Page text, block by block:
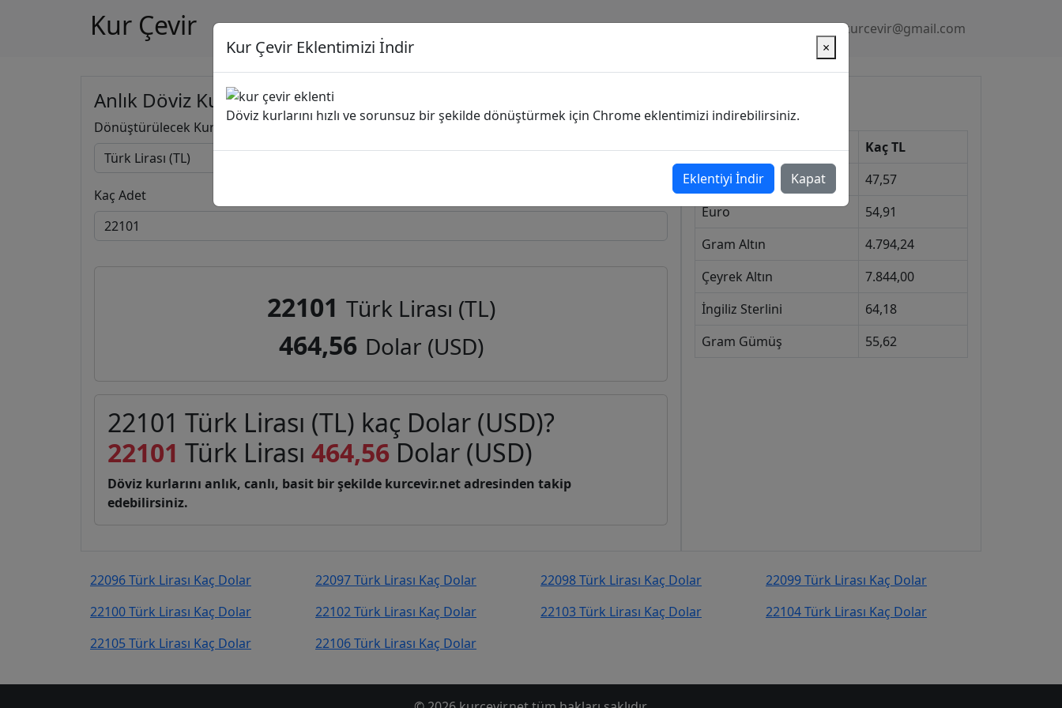
Kur Çevir Gizlilik Politikası kurcevir@gmail.com
Anlık Döviz Kuru Hesapla
Dönüştürülecek Kur Dönüşecek Kur
Kaç Adet
22101 Türk Lirası (TL)
464,56 Dolar (USD)
22101 Türk Lirası (TL) kaç Dolar (USD)?
22101 Türk Lirası 464,56 Dolar (USD)
Döviz kurlarını anlık, canlı, basit bir şekilde kurcevir.net adresinden takip
edebilirsiniz.
Kur
Kaç TL
Dolar
47,57
Euro
54,91
Gram Altın
4.794,24
Çeyrek Altın
7.844,00
İngiliz Sterlini
64,18
Gram Gümüş
55,62
22096 Türk Lirası Kaç Dolar 22097 Türk Lirası Kaç Dolar 22098 Türk Lirası Kaç Dolar
22099 Türk Lirası Kaç Dolar
22100 Türk Lirası Kaç Dolar
22102 Türk Lirası Kaç Dolar 22103 Türk Lirası Kaç Dolar
22104 Türk Lirası Kaç Dolar
22105 Türk Lirası Kaç Dolar
22106 Türk Lirası Kaç Dolar
Kur Çevir Eklentimizi İndir ×
Döviz kurlarını hızlı ve sorunsuz bir şekilde dönüştürmek için Chrome eklentimizi indirebilirsiniz.
Eklentiyi İndir Kapat